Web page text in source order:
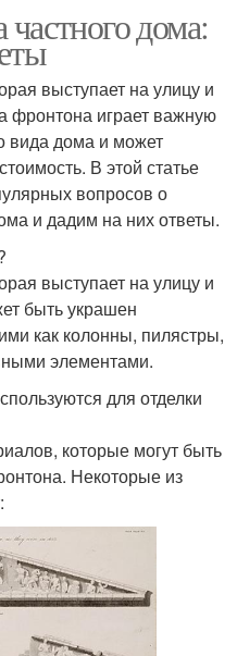
дома:
выступает на улицу и
фронтона играет важную
вида дома и может
В этой статье
вопросов о
и дадим на них ответы.
выступает на улицу и
быть украшен
как колонны, пилястры,
элементами.
для отделки
которые могут быть
Некоторые из